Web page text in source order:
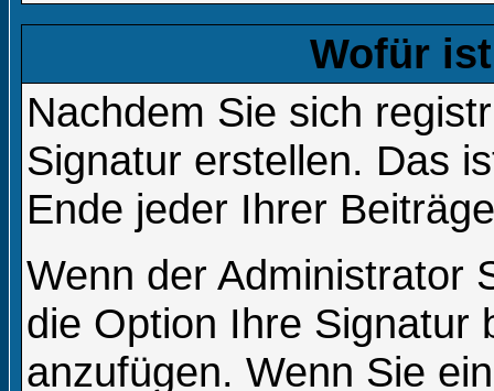
Wofür
Nachdem Sie sich
Signatur erstellen. Das
Ende jeder Ihrer
Wenn der Administrator
die Option Ihre Signatur
anzufügen. Wenn Sie